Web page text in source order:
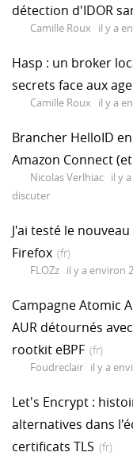
détection d'IDOR
Camille Roux il y a
Hasp : un broker
secrets face aux
Camille Roux il y a
Brancher HelloID en
Amazon Connect
Nicolas Verlhiac il y
discuter
J'ai testé le
Firefox (fr)
FLOZz il y a environ
Campagne Atomic
AUR détournés
rootkit eBPF (fr)
Foudreclair il y a
Let's Encrypt :
alternatives dans
certificats TLS (fr)